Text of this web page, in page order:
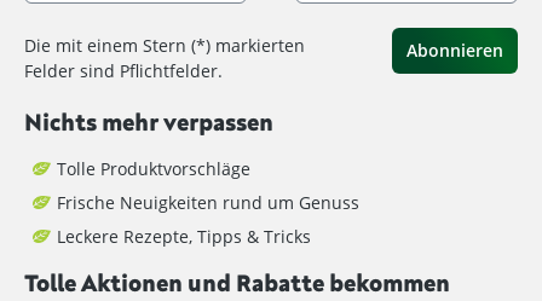
Die mit einem Stern (*) markierten
Felder sind Pflichtfelder.
Abonnieren
Nichts mehr verpassen
Tolle Produktvorschläge
Frische Neuigkeiten rund um Genuss
Leckere Rezepte, Tipps & Tricks
Tolle Aktionen und Rabatte bekommen